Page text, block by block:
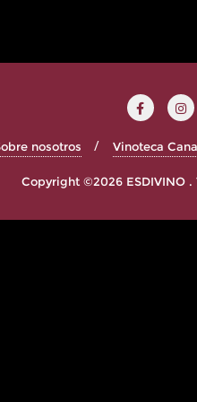
nosotros Vinoteca
Copyright ©2026 ESDIVINO .